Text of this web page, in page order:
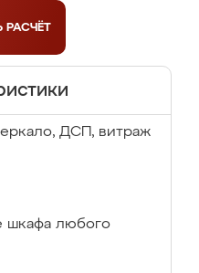
РАСЧЁТ
ДСП, витраж
шкафа любого